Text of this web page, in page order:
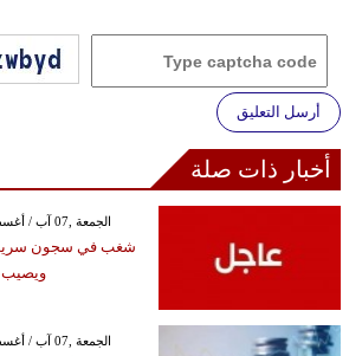
أرسل التعليق
أخبار ذات صلة
GMT 20:15 2026 الجمعة ,07 آب / أغسطس
ويصيب 23 آخرين
GMT 19:10 2026 الجمعة ,07 آب / أغسطس